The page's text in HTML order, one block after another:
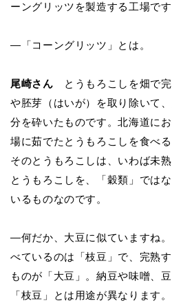
ーングリッツを製造する工場です
―「コーングリッツ」とは。
尾崎さん とうもろこしを畑で
や胚芽（はいが）を取り除いて
分を砕いたものです。北海道に
場に茹でたとうもろこしを食べ
そのとうもろこしは、いわば未
とうもろこしを、「穀類」では
いるものなのです。
―何だか、大豆に似ていますね
べているのは「枝豆」で、完熟
ものが「大豆」。納豆や味噌、
「枝豆」とは用途が異なります。